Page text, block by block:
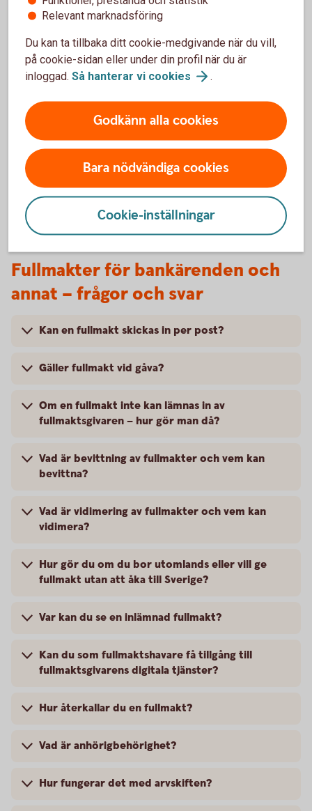
Fullmaktsgivare
Den som ger fullmakt åt en annan person kallas för
fullmaktsgivare eller huvudman.
Fullmaktshavare
Den som får fullmakten kallas för fullmaktshavare –
även kallad fullmaktstagare eller ombud.
Fullmakter för bankärenden och
annat – frågor och svar
Kan en fullmakt skickas in per post?
Gäller fullmakt vid gåva?
Om en fullmakt inte kan lämnas in av
fullmaktsgivaren – hur gör man då?
Vad är bevittning av fullmakter och vem kan
bevittna?
Vad är vidimering av fullmakter och vem kan
vidimera?
Hur gör du om du bor utomlands eller vill ge
fullmakt utan att åka till Sverige?
Var kan du se en inlämnad fullmakt?
Kan du som fullmaktshavare få tillgång till
fullmaktsgivarens digitala tjänster?
Hur återkallar du en fullmakt?
Vad är anhörigbehörighet?
Hur fungerar det med arvskiften?
Relevant marknadsföring
Du kan ta tillbaka ditt cookie-medgivande när du vill,
på cookie-sidan eller under din profil när du är
inloggad. Så hanterar vi cookies .
Godkänn alla cookies
Bara nödvändiga cookies
Cookie-inställningar